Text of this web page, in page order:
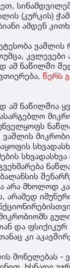
(კურკის)
ამდენ
ვაშლის
კვლევები
ამ ნაწილში
წერს
ამ ნაწილშია
არა მხოლოდ
არამედ
და ფსიქიკურ
კი
მონელებას -